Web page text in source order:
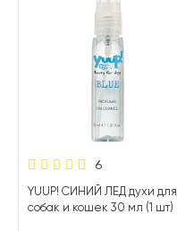
6
YUUP! СИНИЙ ЛЕД духи для
собак и кошек 30 мл (1 шт)